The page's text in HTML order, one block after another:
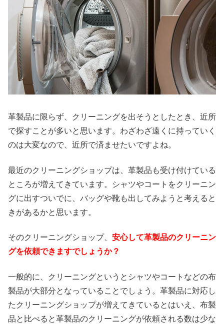
革製品に限らず、クリーニングを出そうとしたとき、近所
で探すことが多いと思います。わざわざ遠くに持っていく
のは大変なので、近所で済ませたいですよね。
最近のクリーニングショップは、革製品も受け付けている
ところが増えてきています。シャツやコートをクリーニン
グに出すついでに、バッグや靴も出してみようと考えると
きがあるかと思います。
そのクリーニングショップ、 安心して革製品のクリーニン
グを依頼できますでしょうか？
一般的に、クリーニングというとシャツやコートなどの布
製品が大部分となっていることでしょう。革製品に対応し
たクリーニングショップが増えてきているとはいえ、布製
品と比べると革製品のクリーニングが依頼される数は少な